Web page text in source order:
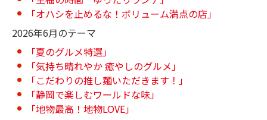
「オハシを止めるな！ボリューム満点の店」
2026年6月のテーマ
「夏のグルメ特選」
「気持ち晴れやか 癒やしのグルメ」
「こだわりの推し麺いただきます！」
「静岡で楽しむワールドな味」
「地物最高！地物LOVE」